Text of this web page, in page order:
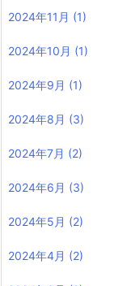
2024年11月 (1)
2024年10月 (1)
2024年9月 (1)
2024年8月 (3)
2024年7月 (2)
2024年6月 (3)
2024年5月 (2)
2024年4月 (2)